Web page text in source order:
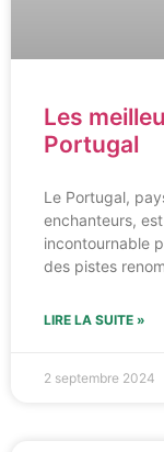
Les
Portugal
Le Portugal,
enchanteurs,
incontournable
des pistes
LIRE LA SUITE »
2 septembre 2024